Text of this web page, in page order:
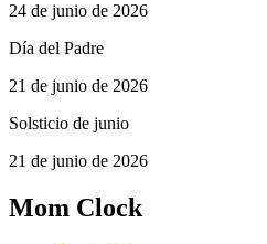
24 de junio de 2026
Día del Padre
21 de junio de 2026
Solsticio de junio
21 de junio de 2026
Mom Clock